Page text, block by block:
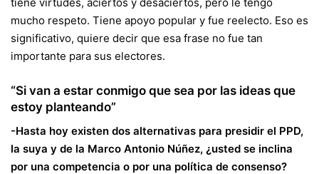
mucho respeto. Tiene apoyo popular y fue reelecto. Eso es
significativo, quiere decir que esa frase no fue tan
importante para sus electores.
“Si van a estar conmigo que sea por las ideas que
estoy planteando”
-Hasta hoy existen dos alternativas para presidir el PPD,
la suya y de la Marco Antonio Núñez, ¿usted se inclina
por una competencia o por una política de consenso?